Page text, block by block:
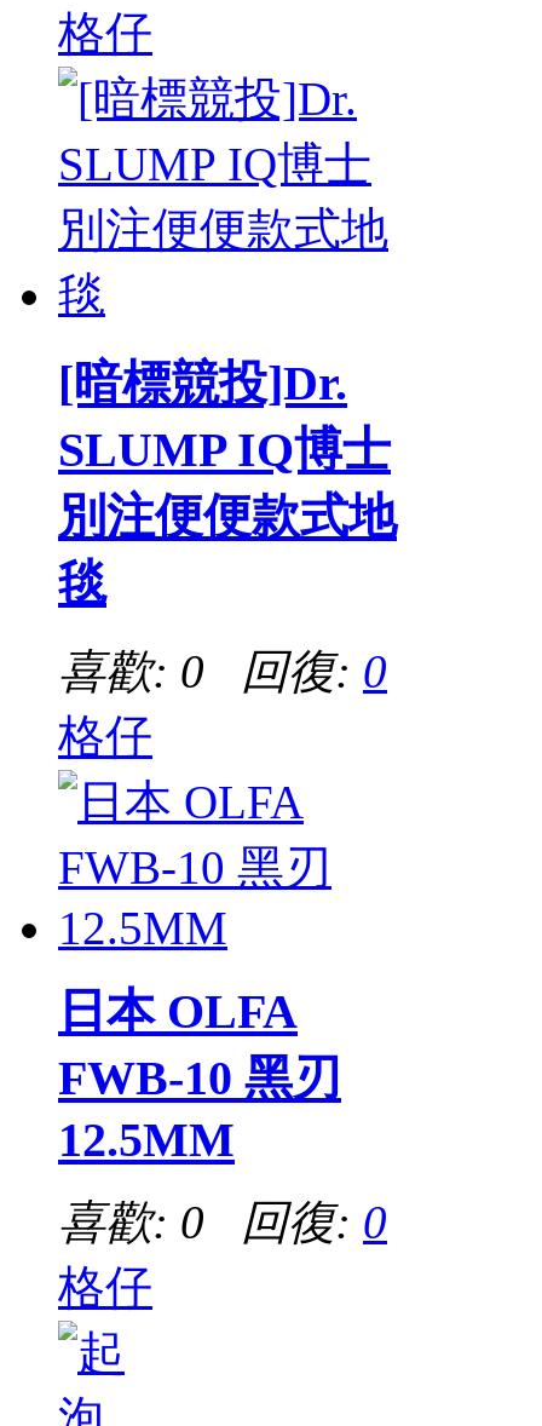
格仔
[暗標競投]Dr.
SLUMP IQ博士
別注便便款式地
毯
喜歡: 0 回復: 0
格仔
日本 OLFA
FWB-10 黑刃
12.5MM
喜歡: 0 回復: 0
格仔